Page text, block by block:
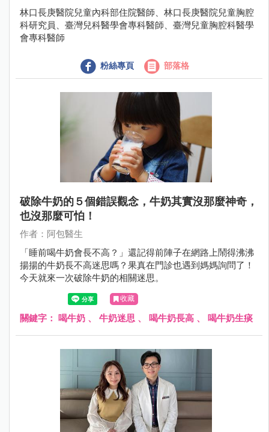
林口長庚醫院兒童內科部住院醫師、林口長庚醫院兒童胸腔
科研究員、臺灣兒科醫學會專科醫師、臺灣兒童胸腔科醫學
會專科醫師
粉絲專頁 部落格
破除牛奶的５個錯誤觀念，牛奶其實沒那麼神奇，
也沒那麼可怕！
作者：阿包醫生
「睡前喝牛奶會長不高？」還記得前陣子在網路上鬧得沸沸
揚揚的牛奶長不高迷思嗎？果真在門診也遇到媽媽詢問了！
今天就來一次破除牛奶的相關迷思。
收藏
關鍵字： 喝牛奶 、 牛奶迷思 、 喝牛奶長高 、 喝牛奶生痰